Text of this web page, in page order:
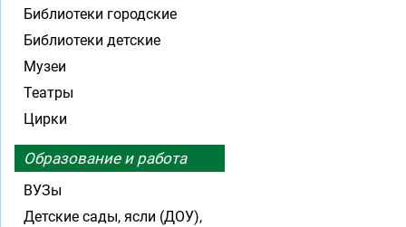
Библиотеки городские
Библиотеки детские
Музеи
Театры
Цирки
Образование и работа
ВУЗы
Детские сады, ясли (ДОУ),